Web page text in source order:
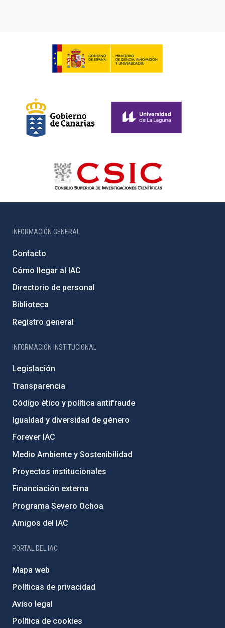
INFORMACIÓN GENERAL
Contacto
Cómo llegar al IAC
Directorio de personal
Biblioteca
Registro general
INFORMACIÓN INSTITUCIONAL
Legislación
Transparencia
Código ético y política antifraude
Igualdad y diversidad de género
Forever IAC
Medio Ambiente y Sostenibilidad
Proyectos institucionales
Financiación externa
Programa Severo Ochoa
Amigos del IAC
PORTAL DEL IAC
Mapa web
Políticas de privacidad
Aviso legal
Política de cookies